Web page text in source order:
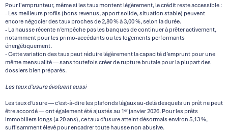
Pour l'emprunteur, même si les taux montent légèrement, le crédit reste accessible :
- Les meilleurs profils (bons revenus, apport solide, situation stable) peuvent
encore négocier des taux proches de 2,80 % à 3,00 %, selon la durée.
- La hausse récente n’empêche pas les banques de continuer à prêter activement,
notamment pour les primo-accédants ou les logements performants
énergétiquement.
- Cette variation des taux peut réduire légèrement la capacité d’emprunt pour une
même mensualité — sans toutefois créer de rupture brutale pour la plupart des
dossiers bien préparés.
Les taux d’usure évoluent aussi
Les taux d’usure — c’est-à-dire les plafonds légaux au-delà desquels un prêt ne peut
être accordé — ont également été ajustés au 1ᵉʳ janvier 2026. Pour les prêts
immobiliers longs (≥ 20 ans), ce taux d’usure atteint désormais environ 5,13 %,
suffisamment élevé pour encadrer toute hausse non abusive.